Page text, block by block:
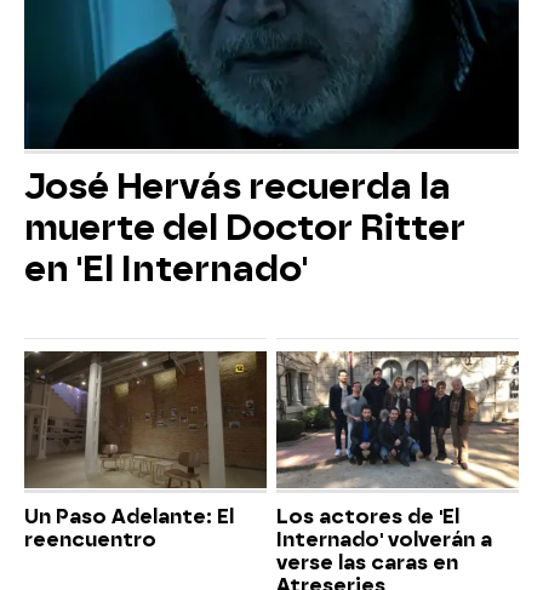
José Hervás recuerda la
muerte del Doctor Ritter
en 'El Internado'
Un Paso Adelante: El
reencuentro
Los actores de 'El
Internado' volverán a
verse las caras en